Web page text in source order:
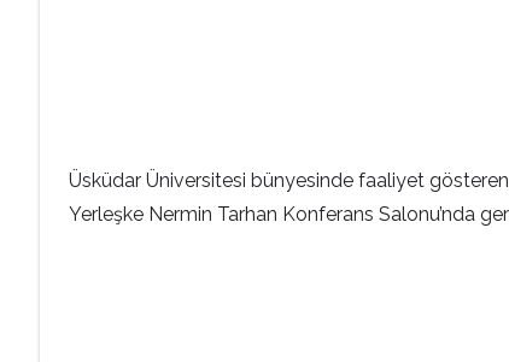
Üsküdar Üniversitesi bünyesinde faaliyet
Yerleşke Nermin Tarhan Konferans Salonu’nda